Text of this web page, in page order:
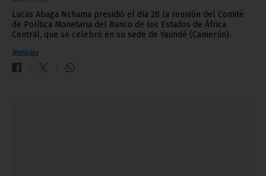
Lucas Abaga Nchama presidió el día 28 la reunión del Comité
de Política Monetaria del Banco de los Estados de África
Central, que se celebró en su sede de Yaundé (Camerún).
Noticias